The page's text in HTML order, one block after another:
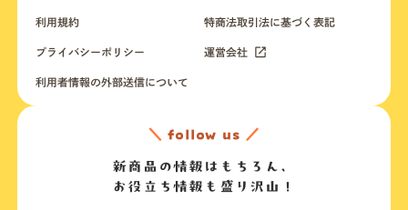
利用規約 特商法取引法に基づく表記
プライバシーポリシー 運営会社
利用者情報の外部送信について
＼ follow us ／
新商品の情報はもちろん、
お役立ち情報も盛り沢山！